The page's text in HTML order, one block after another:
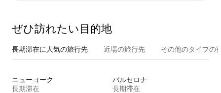
ぜひ訪⁠れ⁠た⁠い目⁠的⁠地
長期滞在に人気の旅行先 近場の旅行先 その他のタ⁠イ⁠プ⁠の
ニューヨーク
長期滞在
バルセロナ
長期滞在